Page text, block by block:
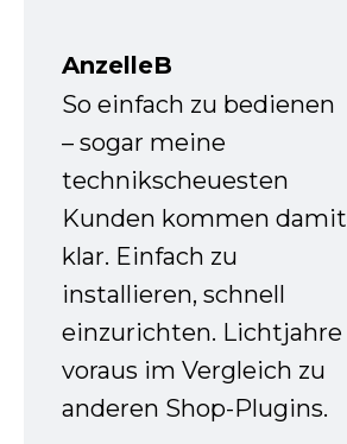
AnzelleB
So einfach zu bedienen
– sogar meine
technikscheuesten
Kunden kommen damit
klar. Einfach zu
installieren, schnell
einzurichten. Lichtjahre
voraus im Vergleich zu
anderen Shop-Plugins.